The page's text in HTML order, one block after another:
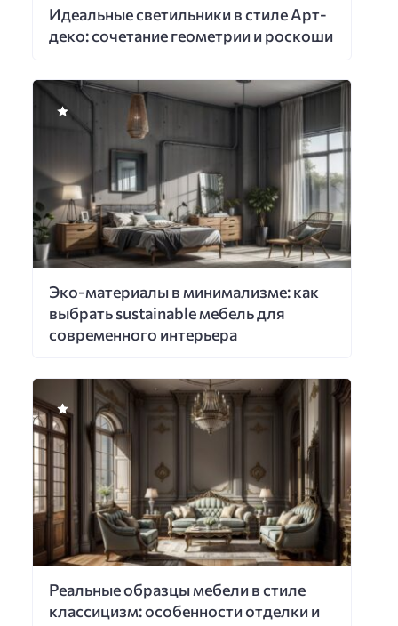
Идеальные светильники в стиле Арт-
деко: сочетание геометрии и роскоши
Эко-материалы в минимализме: как
выбрать sustainable мебель для
современного интерьера
Реальные образцы мебели в стиле
классицизм: особенности отделки и